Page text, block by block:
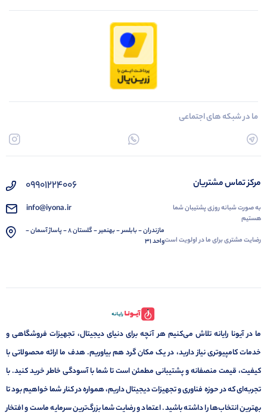
ما در شبکه های اجتماعی
مرکز تماس مشتریان
به صورت شبانه روزی پشتیبان شما
هستیم
رضایت مشتری برای ما در اولویت است
09901224006
info@iyona.ir
مازندران - بابلسر - بهنمیر - گلستان 8 - پاساژ آسمان -
واحد 31
ما در آیونا رایانه تلاش می‌کنیم هر آنچه برای دنیای دیجیتال، تجهیزات فروشگاهی و
خدمات کامپیوتری نیاز دارید، در یک مکان گرد هم بیاوریم. هدف ما ارائه محصولاتی با
کیفیت، قیمت منصفانه و پشتیبانی مطمئن است تا شما با آسودگی خاطر خرید کنید. با
تجربه‌ای که در حوزه فناوری و تجهیزات دیجیتال داریم، همواره در کنار شما خواهیم بود تا
بهترین انتخاب‌ها را داشته باشید. اعتماد و رضایت شما بزرگ‌ترین سرمایه ماست و افتخار